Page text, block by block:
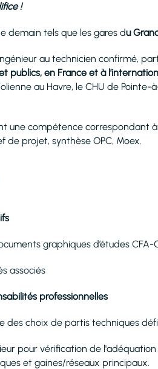
!
demain tels que les gares du
au technicien confirmé,
publics, en France et à
au Havre, le CHU de
une compétence correspondant
de projet, synthèse OPC, Moex.
graphiques d’études CFA-
associés
professionnelles
choix de partis techniques
pour vérification de l'adéquation
et gaines/réseaux principaux.